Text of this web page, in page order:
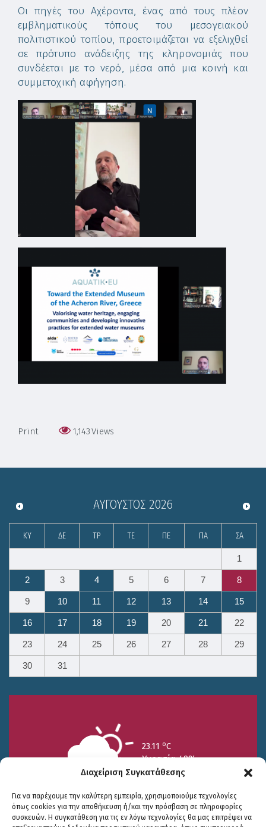
Διαχείριση Συγκατάθεσης
Για να παρέχουμε την καλύτερη εμπειρία, χρησιμοποιούμε τεχνολογίες
όπως cookies για την αποθήκευση ή/και την πρόσβαση σε πληροφορίες
συσκευών. Η συγκατάθεση για τις εν λόγω τεχνολογίες θα μας επιτρέψει να
Οι πηγές του Αχέροντα, ένας από τους πλέον
εμβληματικούς τόπους του μεσογειακού
πολιτιστικού τοπίου, προετοιμάζεται να εξελιχθεί
σε πρότυπο ανάδειξης της κληρονομιάς που
συνδέεται με το νερό, μέσα από μια κοινή και
συμμετοχική αφήγηση.
Print 1,143Views
ΑΎΓΟΥΣΤΟΣ 2026
ΚΥ ΔΕ ΤΡ ΤΕ ΠΕ ΠΑ ΣΑ
1
2 3 4 5 6 7 8
9 10 11 12 13 14 15
16 17 18 19 20 21 22
23 24 25 26 27 28 29
30 31
23.11 oC
Υγρασία 49%